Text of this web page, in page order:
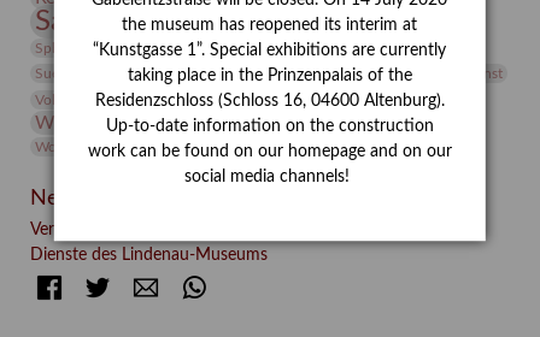
Sammlung Samstagszeichner Skulptur
Sonderausstellung
Sphinx
studio Studio Bildende Kunst
studioDIGITAL
Suermondt-Ludwig-Museum
Vermittlung Video
Videokunst
Volontariat
Walter Rheiner Weihnachten Werefkin
Werkbetrachtung Winter Wissenschaft
Wolf and Dog
Wolf und Hund
Zirkuswoche
Neueste Beiträge
Verschenkt, verkauft, vergessen? – Kunstdetektivinnen im
Dienste des Lindenau-Museums
FacebookTwitter E-mail
the museum has reopened its interim at
“Kunstgasse 1”. Special exhibitions are currently
taking place in the Prinzenpalais of the
Residenzschloss (Schloss 16, 04600 Altenburg).
Up-to-date information on the construction
work can be found on our homepage and on our
social media channels!